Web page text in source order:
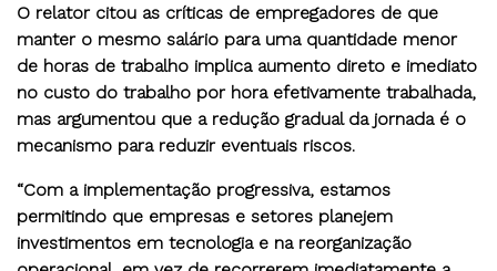
O relator citou as críticas de empregadores de que
manter o mesmo salário para uma quantidade menor
de horas de trabalho implica aumento direto e imediato
no custo do trabalho por hora efetivamente trabalhada,
mas argumentou que a redução gradual da jornada é o
mecanismo para reduzir eventuais riscos.
“Com a implementação progressiva, estamos
permitindo que empresas e setores planejem
investimentos em tecnologia e na reorganização